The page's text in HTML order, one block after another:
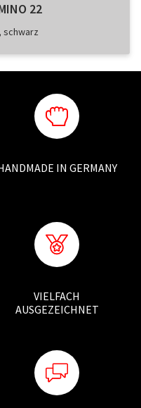
22
schwarz
IN GERMANY
VIELFACH
AUSGEZEICHNET